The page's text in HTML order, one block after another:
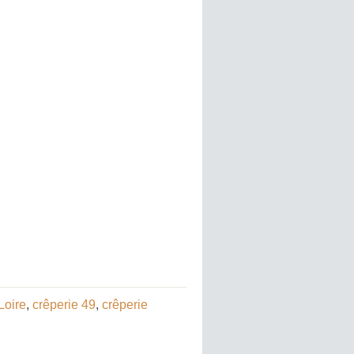
, crêperie 49, crêperie